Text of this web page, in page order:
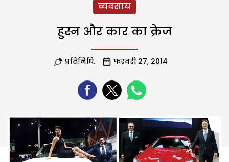
व्यवसाय
हुस्न और कार का क्रेज
प्रतिनिधि. फरवरी 27, 2014